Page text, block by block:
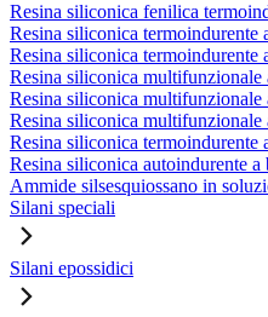
Resina siliconica fenilica
Resina siliconica termoindurente
Resina siliconica termoindurente
Resina siliconica
Resina siliconica
Resina siliconica
Resina siliconica termoindurente
Resina siliconica autoindurente
Ammide silsesquiossano in
Silani speciali
Silani epossidici